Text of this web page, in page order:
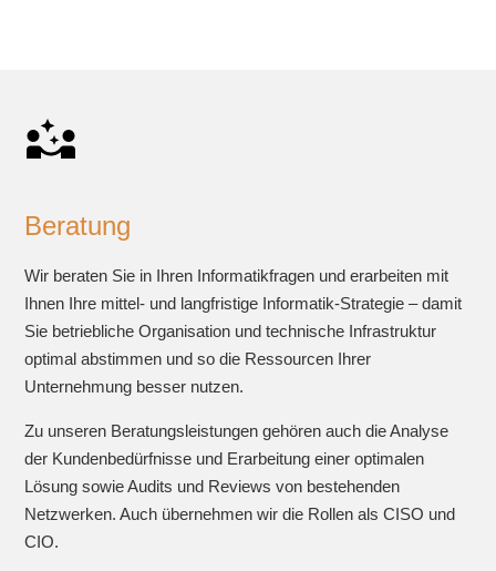
Beratung
Wir beraten Sie in Ihren Informatikfragen und erarbeiten mit
Ihnen Ihre mittel- und langfristige Informatik-Strategie – damit
Sie betriebliche Organisation und technische Infrastruktur
optimal abstimmen und so die Ressourcen Ihrer
Unternehmung besser nutzen.
Zu unseren Beratungsleistungen gehören auch die Analyse
der Kundenbedürfnisse und Erarbeitung einer optimalen
Lösung sowie Audits und Reviews von bestehenden
Netzwerken. Auch übernehmen wir die Rollen als CISO und
CIO.